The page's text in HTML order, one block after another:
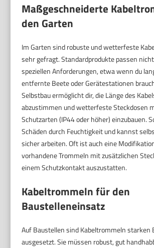
Maßgeschneiderte
den Garten
Im Garten sind robuste und wetterfeste
sehr gefragt. Standardprodukte passen
speziellen Anforderungen, etwa wenn du
entfernte Beete oder Gerätestationen
Selbstbau ermöglicht dir, die Länge des
abzustimmen und wetterfeste Steckdosen
Schutzarten (IP44 oder höher) einzubauen.
Schäden durch Feuchtigkeit und kannst
sicher arbeiten. Oft ist auch eine
vorhandene Trommeln mit zusätzlichen
einem Schutzkontakt auszustatten.
Kabeltrommeln für den
Baustelleneinsatz
Auf Baustellen sind Kabeltrommeln starken
ausgesetzt. Sie müssen robust, gut